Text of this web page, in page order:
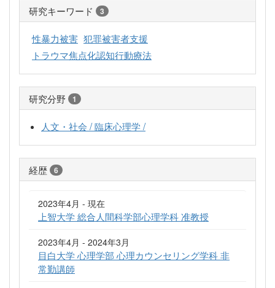
研究キーワード 3
性暴力被害 犯罪被害者支援
トラウマ焦点化認知行動療法
研究分野 1
人文・社会 / 臨床心理学 /
経歴 6
2023年4月 - 現在
上智大学 総合人間科学部心理学科 准教授
2023年4月 - 2024年3月
目白大学 心理学部 心理カウンセリング学科 非
常勤講師